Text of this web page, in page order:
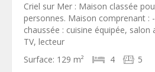
Criel sur Mer : Maison classée
personnes. Maison comprenant :
chaussée : cuisine équipée, salon
TV, lecteur
Surface: 129 m² 4 5